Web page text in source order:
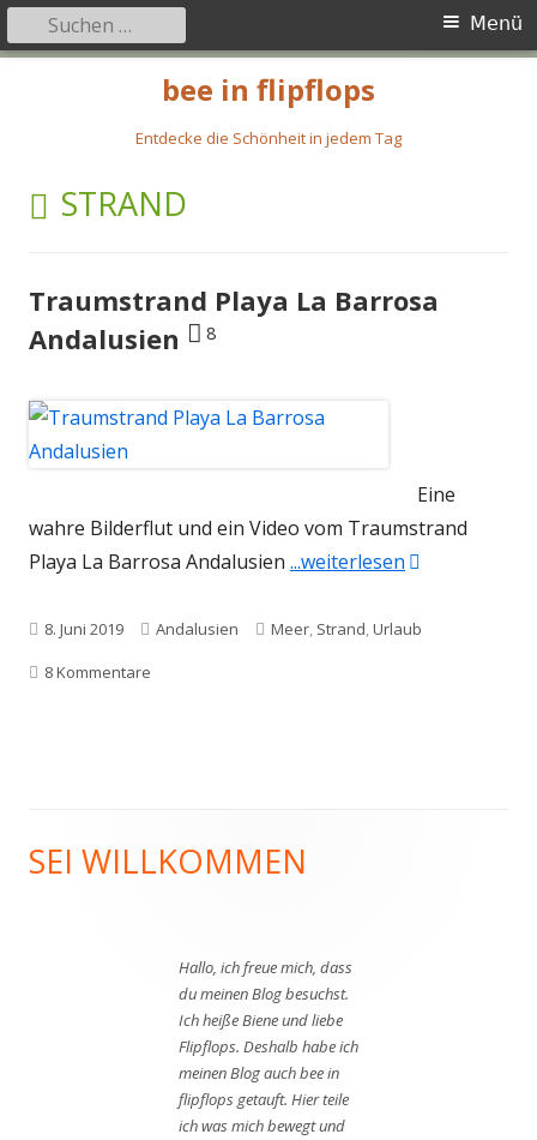
bee in flipflops
Entdecke die Schönheit in jedem Tag
Primäres
Menü
Suchen
nach:
SCHLAGWORT:
STRAND
Traumstrand Playa La Barrosa
Andalusien
8
Eine
wahre Bilderflut und ein Video vom Traumstrand
Playa La Barrosa Andalusien ...weiterlesen
Veröffentlicht
am
8. Juni 2019 Kategorien
Andalusien Schlagwörter
Meer, Strand,Urlaub
8 Kommentare
Haupt-
SEI WILLKOMMEN
Hallo, ich freue mich, dass
du meinen Blog besuchst.
Ich heiße Biene und liebe
Flipflops. Deshalb habe ich
meinen Blog auch bee in
flipflops getauft. Hier teile
ich was mich bewegt und